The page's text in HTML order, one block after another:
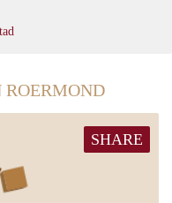
ROERMOND
SHARE